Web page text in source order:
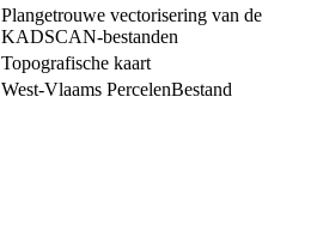
Plangetrouwe vectorisering van de
KADSCAN-bestanden
Topografische kaart
West-Vlaams PercelenBestand